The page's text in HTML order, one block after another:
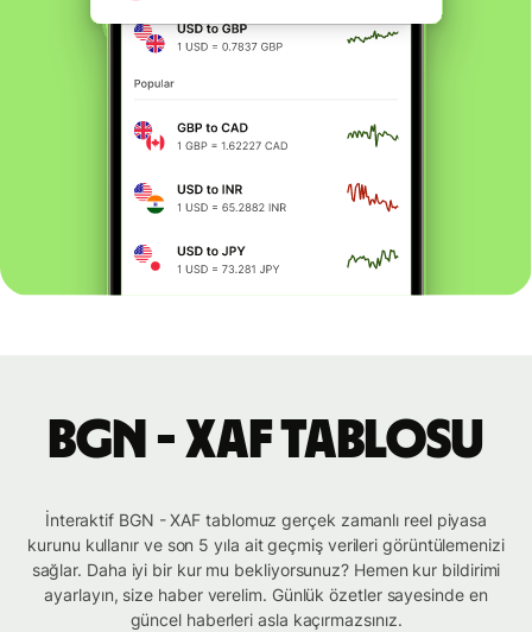
BGN - XAF tablosu
İnteraktif BGN - XAF tablomuz gerçek zamanlı reel piyasa
kurunu kullanır ve son 5 yıla ait geçmiş verileri görüntülemenizi
sağlar. Daha iyi bir kur mu bekliyorsunuz? Hemen kur bildirimi
ayarlayın, size haber verelim. Günlük özetler sayesinde en
güncel haberleri asla kaçırmazsınız.